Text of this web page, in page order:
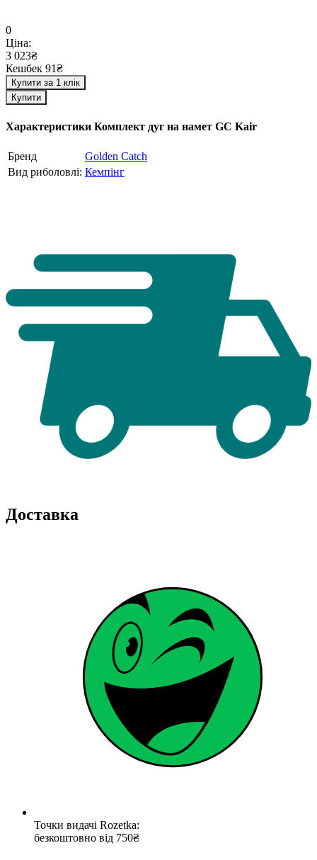
0
Ціна:
3 023₴
Кешбек 91₴
Купити за 1 клік
Купити
Характеристики Комплект дуг на намет GC Kair
Бренд
Golden Catch
Вид риболовлі: Кемпінг
Доставка
Точки видачі Rozetka:
безкоштовно від 750₴